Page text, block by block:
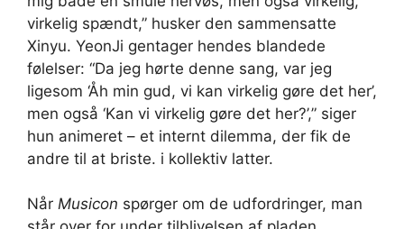
virkelig spændt,” husker den sammensatte
Xinyu. YeonJi gentager hendes blandede
følelser: “Da jeg hørte denne sang, var jeg
ligesom ‘Åh min gud, vi kan virkelig gøre det her’,
men også ‘Kan vi virkelig gøre det her?’,” siger
hun animeret – et internt dilemma, der fik de
andre til at briste. i kollektiv latter.
Når Musicon spørger om de udfordringer, man